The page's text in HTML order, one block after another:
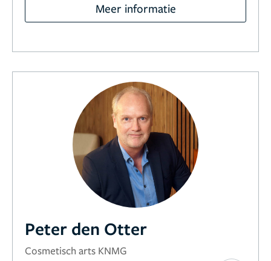
Meer informatie
Peter den Otter
Cosmetisch arts KNMG